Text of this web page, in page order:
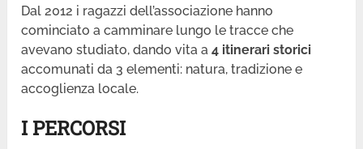
Dal 2012 i ragazzi dell’associazione hanno
cominciato a camminare lungo le tracce che
avevano studiato, dando vita a4 itinerari storici
accomunati da 3 elementi: natura, tradizione e
accoglienza locale.
I PERCORSI